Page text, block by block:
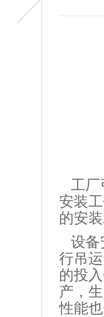
工厂
安装
的安装
设备
行吊
的投
产，
性能